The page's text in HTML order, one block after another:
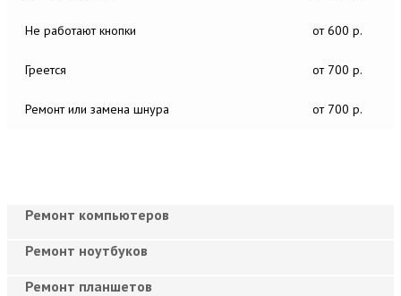
Не работают кнопки от 600 р.
Греется от 700 р.
Ремонт или замена шнура от 700 р.
Ремонт компьютеров
Ремонт ноутбуков
Ремонт планшетов